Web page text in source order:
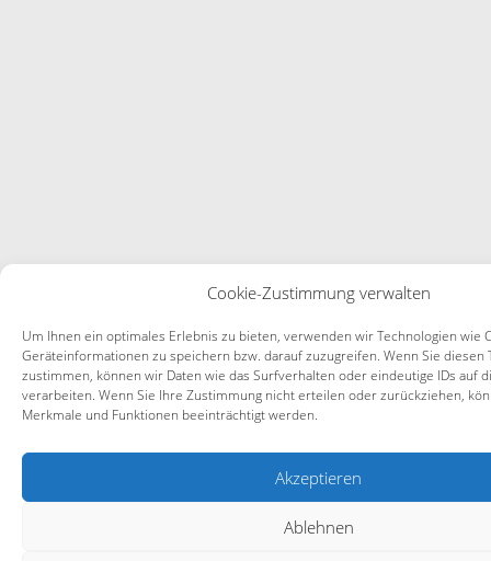
Cookie-Zustimmung verwalten
Um Ihnen ein optimales Erlebnis zu bieten, verwenden wir Technologien wie
Geräteinformationen zu speichern bzw. darauf zuzugreifen. Wenn Sie diesen
zustimmen, können wir Daten wie das Surfverhalten oder eindeutige IDs auf
verarbeiten. Wenn Sie Ihre Zustimmung nicht erteilen oder zurückziehen,
Merkmale und Funktionen beeinträchtigt werden.
Akzeptieren
Ablehnen